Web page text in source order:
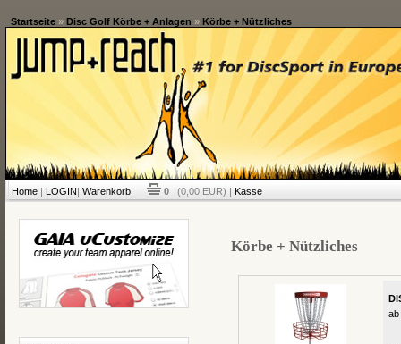
Startseite» Disc Golf Körbe + Anlagen » Körbe + Nützliches
Home| LOGIN| Warenkorb 0 (0,00 EUR) | Kasse
Körbe + Nützliches
ab